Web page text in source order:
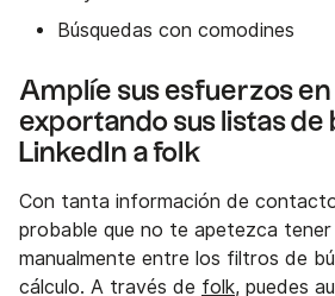
Búsquedas con comodines
Amplíe sus esfuerzos
exportando sus listas de
LinkedIn a folk
Con tanta información de
probable que no te apetezca
manualmente entre los filtros de
cálculo. A través de folk, puedes